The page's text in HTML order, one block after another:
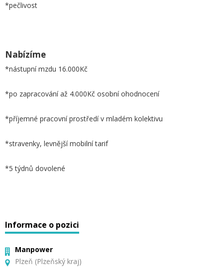
*pečlivost
Nabízíme
*nástupní mzdu 16.000Kč
*po zapracování až 4.000Kč osobní ohodnocení
*příjemné pracovní prostředí v mladém kolektivu
*stravenky, levnější mobilní tarif
*5 týdnů dovolené
Informace o pozici
Manpower
Plzeň (Plzeňský kraj)